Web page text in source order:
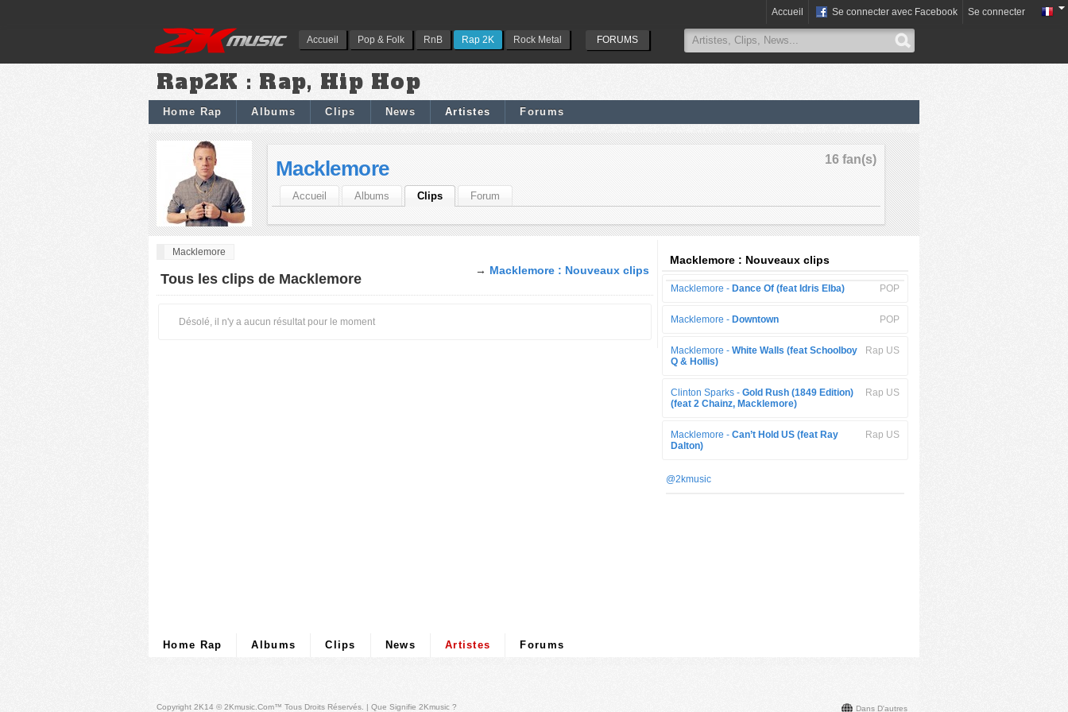
Accueil Pop & Folk RnB Rap 2K Rock Metal FORUMS
Accueil Se connecter avec Facebook Se connecter
Rap2K : Rap, Hip Hop
Home Rap Albums Clips News Artistes Forums
16 fan(s)
Macklemore
Accueil Albums Clips Forum
Macklemore
→ Macklemore : Nouveaux clips
Tous les clips de Macklemore
Désolé, il n'y a aucun résultat pour le moment
Macklemore : Nouveaux clips
POP
Macklemore - Dance Of (feat Idris Elba)
POP
Macklemore - Downtown
Rap US
Macklemore - White Walls (feat Schoolboy
Q & Hollis)
Rap US
Clinton Sparks - Gold Rush (1849 Edition)
(feat 2 Chainz, Macklemore)
Rap US
Macklemore - Can’t Hold US (feat Ray
Dalton)
@2kmusic
Home Rap Albums Clips News Artistes Forums
Dans D'autres
Copyright 2K14 © 2Kmusic.com™ Tous Droits Réservés . | Que Signifie 2Kmusic ?